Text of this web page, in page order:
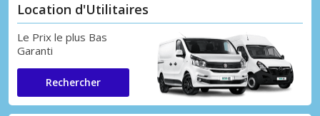
Location d'Utilitaires
Le Prix le plus Bas
Garanti
Rechercher